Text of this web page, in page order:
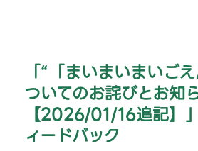
「“「まいまいまいご
ついてのお詫びとお知
【2026/01/16追記】
ィードバック